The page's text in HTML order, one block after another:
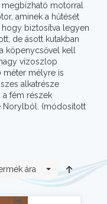
motorral
aminek a hűtését
biztosítva legyen
de ásott kutakban
köpenycsővel kell
vízoszlop
méter mélyre is
alkatrésze
fém részek
Norylból. (módosított
ára